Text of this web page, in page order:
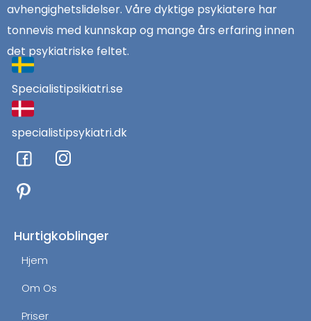
avhengighetslidelser. Våre dyktige psykiatere har
tonnevis med kunnskap og mange års erfaring innen
det psykiatriske feltet.
Specialistipsikiatri.se
specialistipsykiatri.dk
F
a
c
e
o
k
I
n
g
Hurtigkoblinger
Hjem
Om Os
Priser